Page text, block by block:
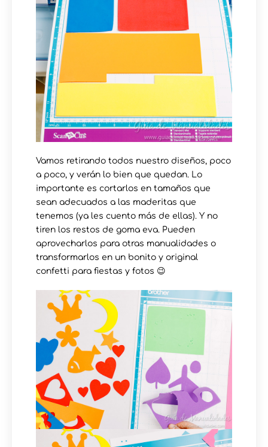
Vamos retirando todos nuestro diseños, poco
a poco, y verán lo bien que quedan. Lo
importante es cortarlos en tamaños que
sean adecuados a las maderitas que
tenemos (ya les cuento más de ellas). Y no
tiren los restos de goma eva. Pueden
aprovecharlos para otras manualidades o
transformarlos en un bonito y original
confetti para fiestas y fotos 😉